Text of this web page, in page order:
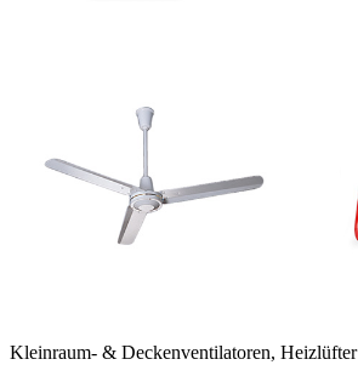
Kleinraum- & Deckenventilatoren, Heizlüfter